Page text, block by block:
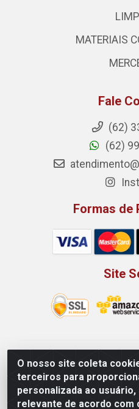
O nosso site coleta
terceiros para
personalizada ao
relevante de acordo com
MATERIAIS
Fale
(62)
(62)
Formas de
Site
Rio Vermelho Distribuição
BR, 153, KM 52 N 00
Eldorado, Anápolis/GO